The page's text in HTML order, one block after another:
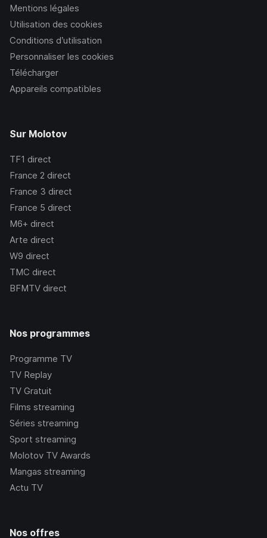
Mentions légales
Utilisation des cookies
Conditions d’utilisation
Personnaliser les cookies
Télécharger
Appareils compatibles
Sur Molotov
TF1 direct
France 2 direct
France 3 direct
France 5 direct
M6+ direct
Arte direct
W9 direct
TMC direct
BFMTV direct
Nos programmes
Programme TV
TV Replay
TV Gratuit
Films streaming
Séries streaming
Sport streaming
Molotov TV Awards
Mangas streaming
Actu TV
Nos offres